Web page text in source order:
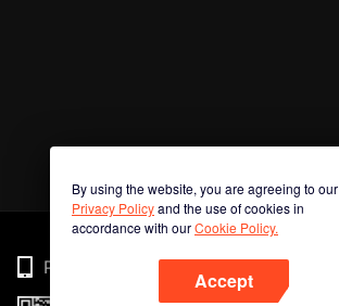
By using the website, you are agreeing to our
Privacy Policyand the use of cookies in
accordance with ourCookie Policy.
Accept
Phone